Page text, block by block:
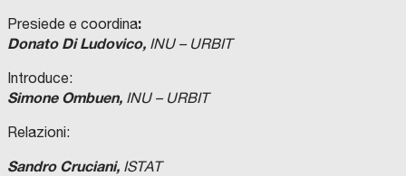
Presiede e coordina:
Donato Di Ludovico, INU – URBIT
Introduce:
Simone Ombuen, INU – URBIT
Relazioni:
Sandro Cruciani, ISTAT